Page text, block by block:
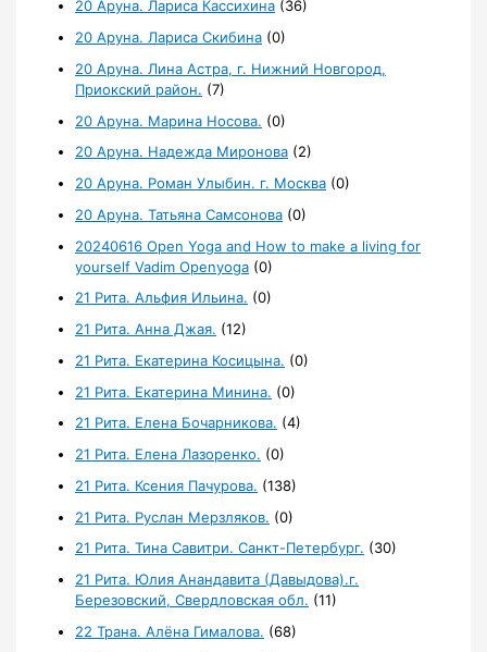
20 Аруна. Лариса Кассихина (36)
20 Аруна. Лариса Скибина (0)
20 Аруна. Лина Астра, г. Нижний Новгород,
Приокский район. (7)
20 Аруна. Марина Носова. (0)
20 Аруна. Надежда Миронова (2)
20 Аруна. Роман Улыбин. г. Москва (0)
20 Аруна. Татьяна Самсонова (0)
20240616 Open Yoga and How to make a living for
yourself Vadim Openyoga (0)
21 Рита. Альфия Ильина. (0)
21 Рита. Анна Джая. (12)
21 Рита. Екатерина Косицына. (0)
21 Рита. Екатерина Минина. (0)
21 Рита. Елена Бочарникова. (4)
21 Рита. Елена Лазоренко. (0)
21 Рита. Ксения Пачурова. (138)
21 Рита. Руслан Мерзляков. (0)
21 Рита. Тина Савитри. Санкт-Петербург. (30)
21 Рита. Юлия Анандавита (Давыдова).г.
Березовский, Свердловская обл. (11)
22 Трана. Алёна Гималова. (68)